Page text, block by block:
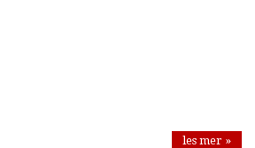
les mer »